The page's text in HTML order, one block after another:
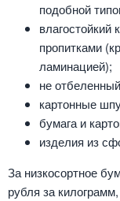
подобной
влагостойкий
пропитками
ламинацией);
не
картонные
бумага и
изделия из
За низкосортное
рубля за